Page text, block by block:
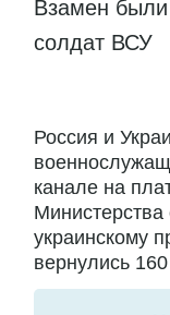
Взамен
солдат ВСУ
Россия и
канале на
украинскому
вернулись